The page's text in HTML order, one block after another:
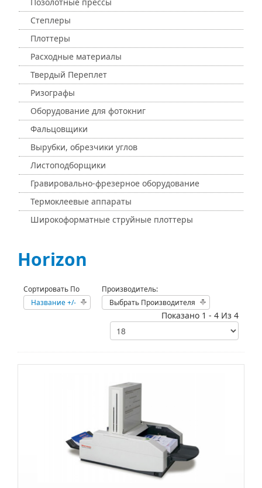
Степлеры
Плоттеры
Расходные материалы
Твердый Переплет
Ризографы
Оборудование для фотокниг
Фальцовщики
Вырубки, обрезчики углов
Листоподборщики
Гравировально-фрезерное оборудование
Термоклеевые аппараты
Широкоформатные струйные плоттеры
Horizon
Сортировать По
Название +/-
Производитель:
Выбрать Производителя
Показано 1 - 4 Из 4